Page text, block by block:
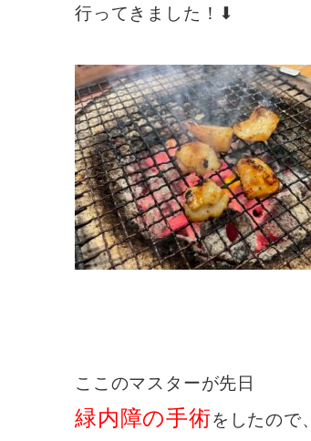
行ってきました！ ⬇︎
ここのマスターが先日
緑内障の手術をしたので、